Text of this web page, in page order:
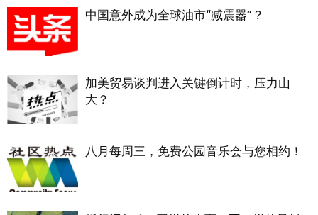
中国意外成为全球油市“减震器”？
加美贸易谈判进入关键倒计时，压力山
大？
八月每周三，免费公园音乐会与您相约！